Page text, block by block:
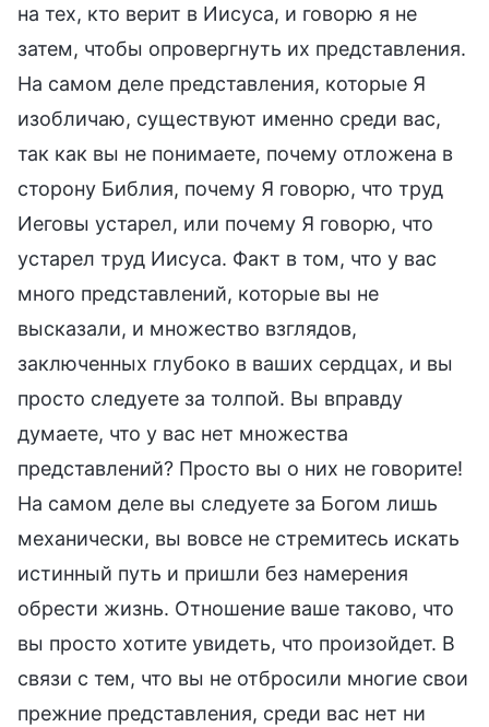
на тех, кто верит в Иисуса, и говорю я не
затем, чтобы опровергнуть их представления.
На самом деле представления, которые Я
изобличаю, существуют именно среди вас,
так как вы не понимаете, почему отложена в
сторону Библия, почему Я говорю, что труд
Иеговы устарел, или почему Я говорю, что
устарел труд Иисуса. Факт в том, что у вас
много представлений, которые вы не
высказали, и множество взглядов,
заключенных глубоко в ваших сердцах, и вы
просто следуете за толпой. Вы вправду
думаете, что у вас нет множества
представлений? Просто вы о них не говорите!
На самом деле вы следуете за Богом лишь
механически, вы вовсе не стремитесь искать
истинный путь и пришли без намерения
обрести жизнь. Отношение ваше таково, что
вы просто хотите увидеть, что произойдет. В
связи с тем, что вы не отбросили многие свои
прежние представления, среди вас нет ни